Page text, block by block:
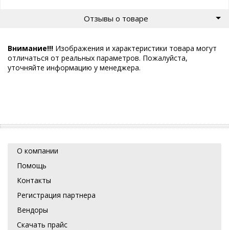
Отзывы о товаре
Внимание!!! Изображения и характеристики товара могут
отличаться от реальных параметров. Пожалуйста,
уточняйте информацию у менеджера.
О компании
Помощь
Контакты
Регистрация партнера
Вендоры
Скачать прайс